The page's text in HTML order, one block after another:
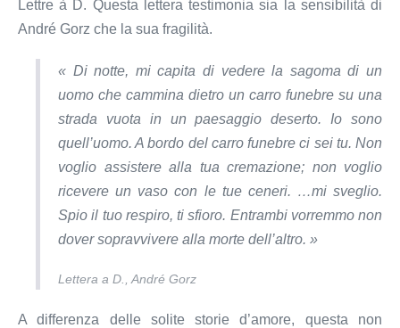
Lettre à D. Questa lettera testimonia sia la sensibilità di
André Gorz che la sua fragilità.
« Di notte, mi capita di vedere la sagoma di un
uomo che cammina dietro un carro funebre su una
strada vuota in un paesaggio deserto. Io sono
quell’uomo. A bordo del carro funebre ci sei tu. Non
voglio assistere alla tua cremazione; non voglio
ricevere un vaso con le tue ceneri. …mi sveglio.
Spio il tuo respiro, ti sfioro. Entrambi vorremmo non
dover sopravvivere alla morte dell’altro. »
Lettera a D., André Gorz
A differenza delle solite storie d’amore, questa non